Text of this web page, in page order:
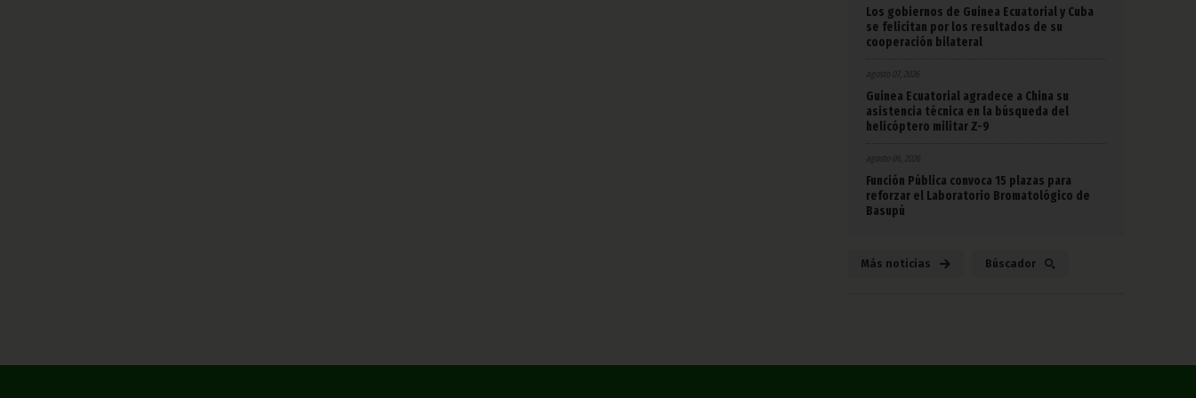
Los gobiernos de Guinea Ecuatorial y Cuba
se felicitan por los resultados de su
cooperación bilateral
agosto 07, 2026
Guinea Ecuatorial agradece a China su
asistencia técnica en la búsqueda del
helicóptero militar Z-9
agosto 06, 2026
Función Pública convoca 15 plazas para
reforzar el Laboratorio Bromatológico de
Basupú
Más noticias Búscador